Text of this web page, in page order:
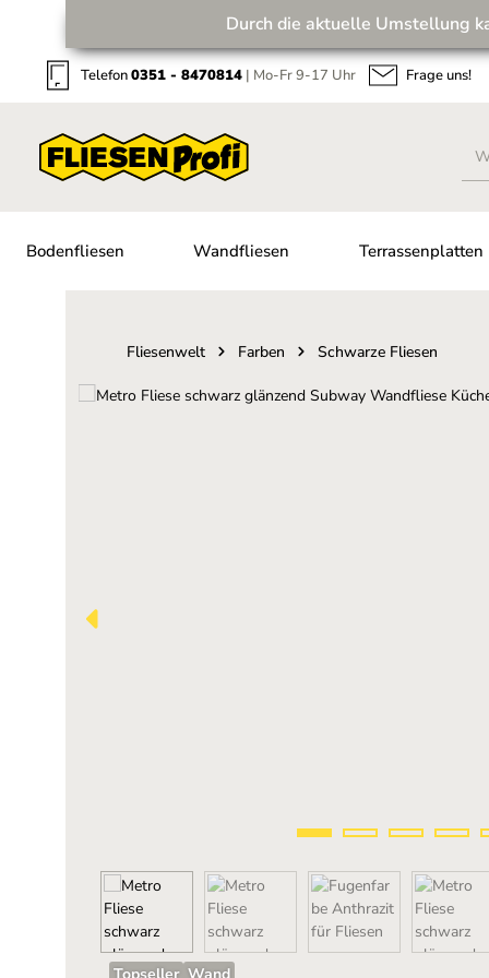
Zur Hauptnavigation springenDurch die aktuelle Umstellung
Telefon0351 - 8470814 | Mo-Fr 9-17 Uhr Frage uns!
Bodenfliesen Wandfliesen Terrassenplatten
Fliesenwelt Farben Schwarze Fliesen
Bildergalerie überspringen